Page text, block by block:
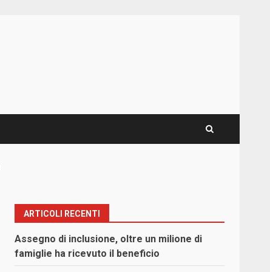
ARTICOLI RECENTI
Assegno di inclusione, oltre un milione di
famiglie ha ricevuto il beneficio